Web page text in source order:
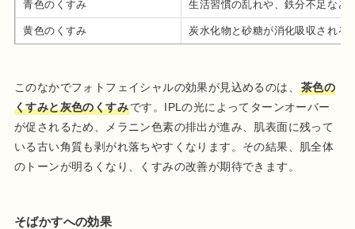
青色のくすみ 生活習慣の乱れや、鉄分不足など
黄色のくすみ 炭水化物と砂糖が消化吸収される
このなかでフォトフェイシャルの効果が見込めるのは、
茶色の
くすみと灰色のくすみです。IPLの光によってターンオーバー
が促されるため、メラニン色素の排出が進み、肌表面に残って
いる古い角質も剥がれ落ちやすくなります。その結果、肌全体
のトーンが明るくなり、くすみの改善が期待できます。
そばかすへの効果